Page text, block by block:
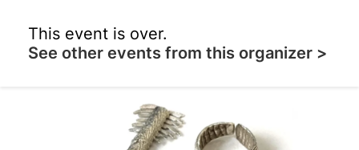
This event is over.
See other events from this organizer >